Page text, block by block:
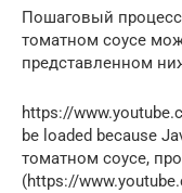
Пошаговый
томатном соусе
представленном
https://
be loaded because
томатном соусе,
(https://